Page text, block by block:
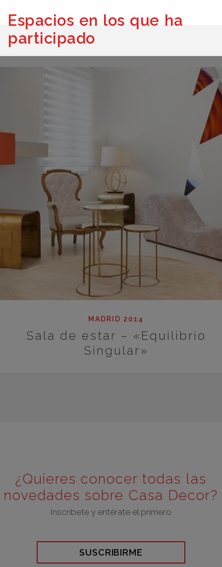
Espacios en los que ha
participado
MADRID 2014
Sala de estar – «Equilibrio
Singular»
¿Quieres conocer todas las
novedades sobre Casa Decor?
Inscríbete y entérate el primero
SUSCRIBIRME